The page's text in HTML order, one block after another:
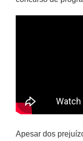
Apesar dos